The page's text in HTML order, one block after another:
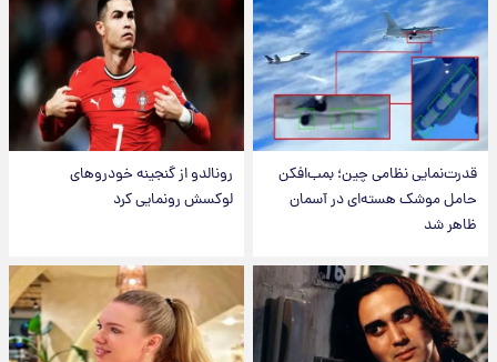
قدرت‌نمایی نظامی چین؛ بمب‌افکن
حامل موشک هسته‌ای در آسمان
ظاهر شد
رونالدو از گنجینه خودروهای
لوکسش رونمایی کرد